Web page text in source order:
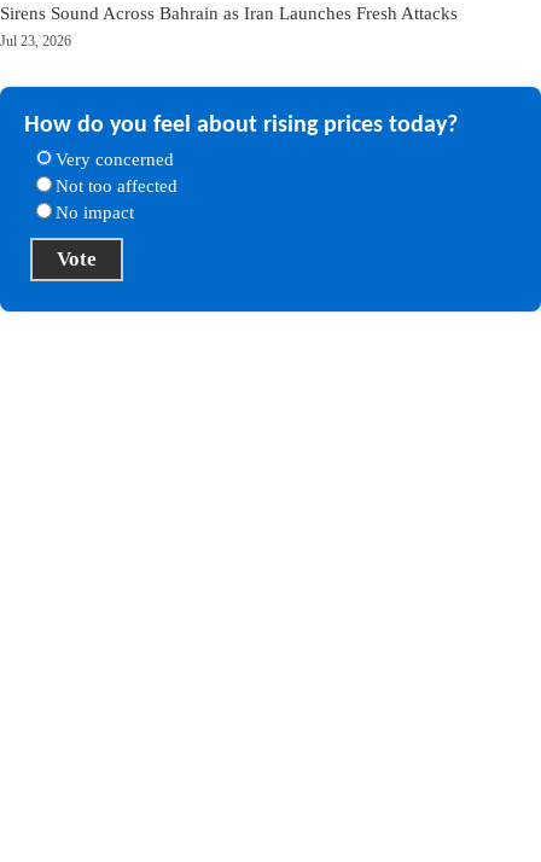
Sirens Sound Across Bahrain as Iran Launches Fresh Attacks
Jul 23, 2026
How do you feel about rising prices today?
Very concerned
Not too affected
No impact